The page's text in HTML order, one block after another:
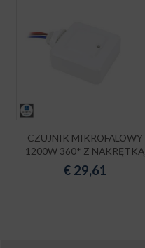
CZUJNIK MIKROFALOWY
1200W 360* Z NAKRĘTKĄ
€ 29,61